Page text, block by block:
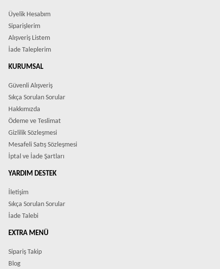
Üyelik Hesabım
Siparişlerim
Alışveriş Listem
İade Taleplerim
KURUMSAL
Güvenli Alışveriş
Sıkça Sorulan Sorular
Hakkımızda
Ödeme ve Teslimat
Gizlilik Sözleşmesi
Mesafeli Satış Sözleşmesi
İptal ve İade Şartları
YARDIM DESTEK
İletişim
Sıkça Sorulan Sorular
İade Talebi
EXTRA MENÜ
Sipariş Takip
Blog